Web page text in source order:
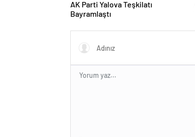
AK Parti Yalova Teşkilatı
Bayramlaştı